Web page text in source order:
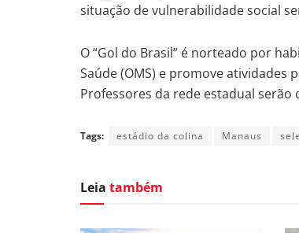
situação de vulnerabilidade social
O “Gol do Brasil” é norteado por
Saúde (OMS) e promove atividades
Professores da rede estadual serão
Tags: estádio da colina Manaus
Leia também